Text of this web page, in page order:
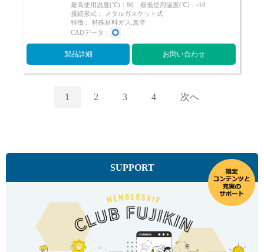
最高使用温度(℃)：80 最低使用温度(℃)：-10
接続形式： メタルガスケット式
特徴： 特殊材料ガス,真空
CADデータ：
製品詳細 お問い合わせ
1 2 3 4 次へ
SUPPORT